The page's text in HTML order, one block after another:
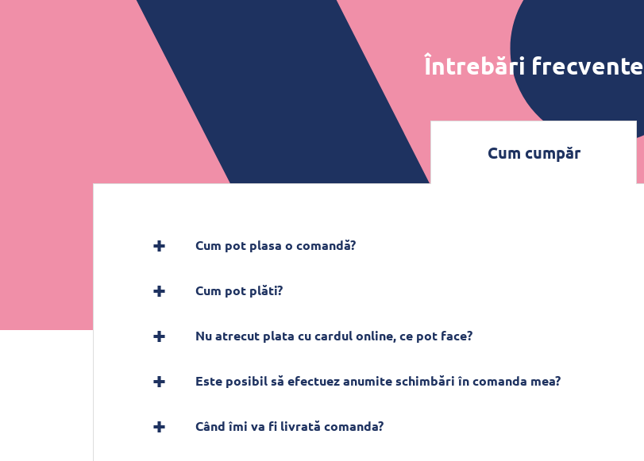
Întrebări frecvente
Cum cumpăr
Cum pot plasa o comandă?
Cum pot plăti?
Nu atrecut plata cu cardul online, ce pot face?
Este posibil să efectuez anumite schimbări în comanda mea?
Când îmi va fi livrată comanda?